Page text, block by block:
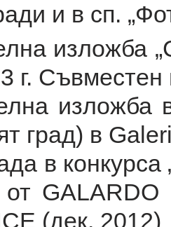
и в сп.
изложба
г.
изложба
град) в
в
от
(дек. 2012)